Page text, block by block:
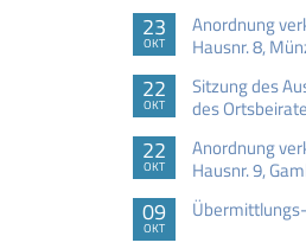
23
OKT
Anordnung
Hausnr. 8,
22
OKT
Sitzung des
des
22
OKT
Anordnung
Hausnr. 9,
09
OKT